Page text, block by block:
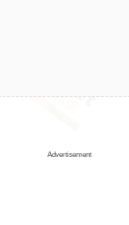
Advertisement